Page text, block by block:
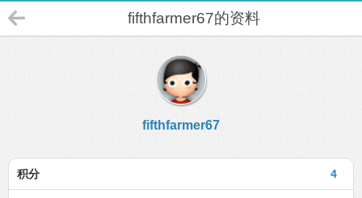
fifthfarmer67的资料
fifthfarmer67
4
积分